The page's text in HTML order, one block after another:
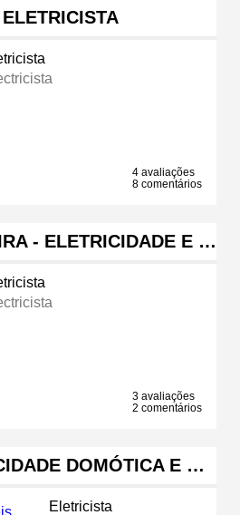
4 avaliações
8 comentários
- ELETRICIDADE E …
3 avaliações
2 comentários
DOMÓTICA E …
Eletricista